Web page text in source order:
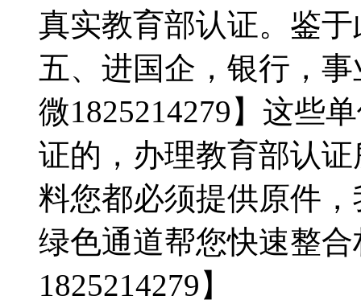
真实教育部认证。鉴
五、进国企，银行，
微1825214279】这些
证的，办理教育部认
料您都必须提供原件
绿色通道帮您快速整
1825214279】